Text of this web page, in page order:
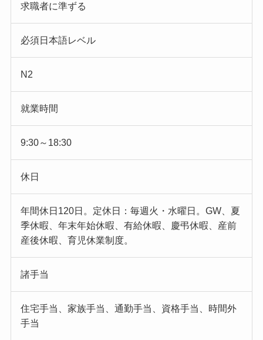
求職者に準ずる
必須日本語レベル
N2
就業時間
9:30～18:30
休日
年間休日120日。定休日：毎週火・水曜日。GW、夏
季休暇、年末年始休暇、有給休暇、慶弔休暇、産前
産後休暇、育児休業制度。
諸手当
住宅手当、家族手当、通勤手当、資格手当、時間外
手当